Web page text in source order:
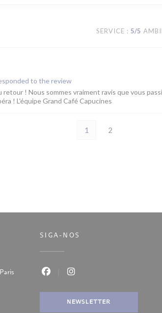
SERVICE : 5/5
to the review
retour ! Nous sommes vraiment ravis que vous
! L'équipe Grand Café Capucines
1 2
((abre numa nova janela))
SIGA-NOS
Facebook ((abre numa nova
NEWSLETTER